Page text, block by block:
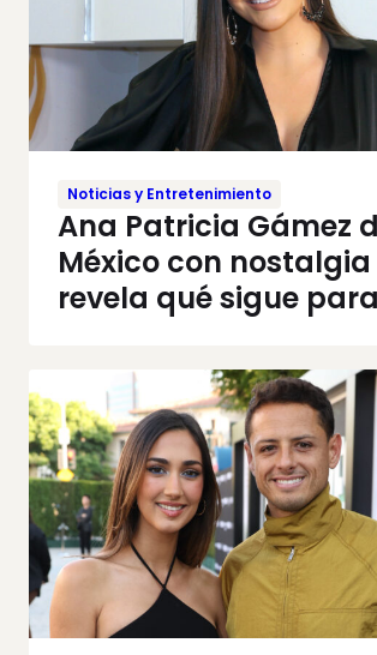
Noticias y Entretenimiento
Ana Patricia Gámez
México con
revela qué sigue